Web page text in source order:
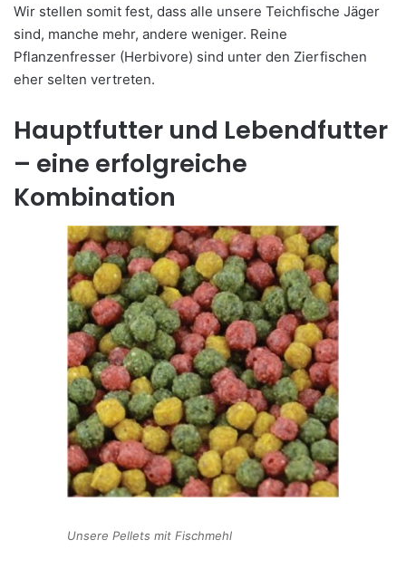
Wir stellen somit fest, dass alle unsere Teichfische Jäger
sind, manche mehr, andere weniger. Reine
Pflanzenfresser (Herbivore) sind unter den Zierfischen
eher selten vertreten.
Hauptfutter und Lebendfutter
– eine erfolgreiche
Kombination
Unsere Pellets mit Fischmehl